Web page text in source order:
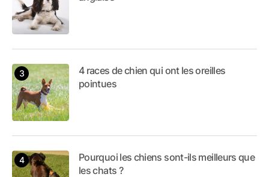
4 races de chien qui ont les oreilles
pointues
Pourquoi les chiens sont-ils meilleurs que
les chats ?